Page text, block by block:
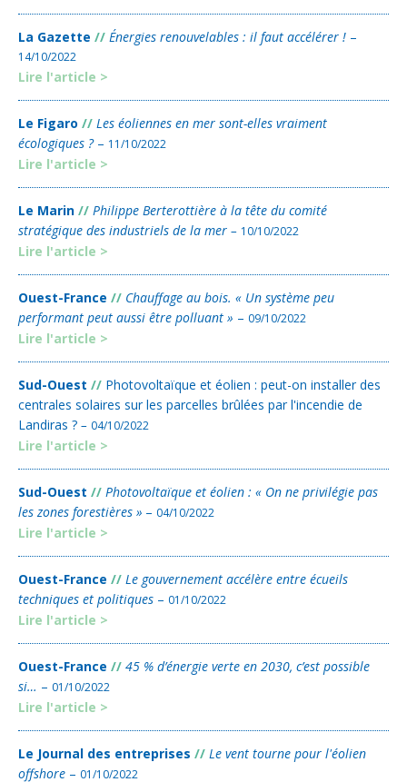
La Gazette // Énergies renouvelables : il faut accélérer ! –
14/10/2022
Lire l'article >
Le Figaro // Les éoliennes en mer sont-elles vraiment
écologiques ? – 11/10/2022
Lire l'article >
Le Marin // Philippe Berterottière à la tête du comité
stratégique des industriels de la mer – 10/10/2022
Lire l'article >
Ouest-France // Chauffage au bois. « Un système peu
performant peut aussi être polluant » – 09/10/2022
Lire l'article >
Sud-Ouest // Photovoltaïque et éolien : peut-on installer des
centrales solaires sur les parcelles brûlées par l'incendie de
Landiras ? – 04/10/2022
Lire l'article >
Sud-Ouest // Photovoltaïque et éolien : « On ne privilégie pas
les zones forestières » – 04/10/2022
Lire l'article >
Ouest-France // Le gouvernement accélère entre écueils
techniques et politiques – 01/10/2022
Lire l'article >
Ouest-France // 45 % d’énergie verte en 2030, c’est possible
si… – 01/10/2022
Lire l'article >
Le Journal des entreprises // Le vent tourne pour l'éolien
offshore – 01/10/2022